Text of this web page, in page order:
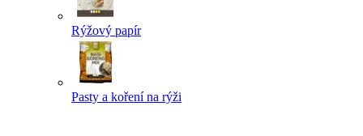
Rýžový papír
Pasty a koření na rýži